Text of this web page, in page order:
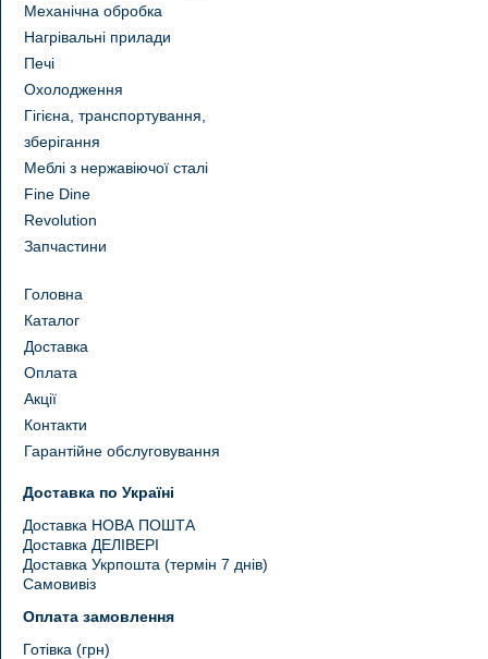
Механічна обробка
Нагрівальні прилади
Печі
Охолодження
Гігієна, транспортування,
зберігання
Меблі з нержавіючої сталі
Fine Dine
Revolution
Запчастини
Головна
Каталог
Доставка
Оплата
Акції
Контакти
Гарантійне обслуговування
Доставка по Україні
Доставка НОВА ПОШТА
Доставка ДЕЛІВЕРІ
Доставка Укрпошта (термін 7 днів)
Самовивіз
Оплата замовлення
Готівка (грн)